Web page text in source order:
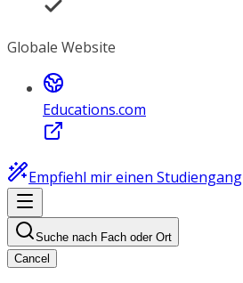
Globale Website
Educations.com
Empfiehl mir einen Studiengang
Suche nach Fach oder Ort
Cancel